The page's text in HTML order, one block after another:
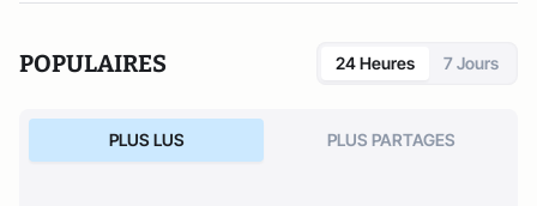
POPULAIRES 24 Heures 7 Jours
PLUS LUS PLUS PARTAGES